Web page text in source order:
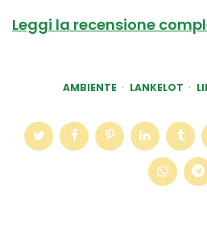
Leggi la recensione
AMBIENTE LANKELOT